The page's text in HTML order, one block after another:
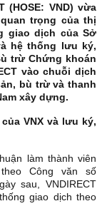
(HOSE: VND) vừa
trọng của thị
giao dịch của Sở
hệ thống lưu ký,
trừ Chứng khoán
vào chuỗi dịch
bù trừ và thanh
xây dựng.
VNX và lưu ký,
làm thành viên
Công văn số
sau, VNDIRECT
giao dịch theo